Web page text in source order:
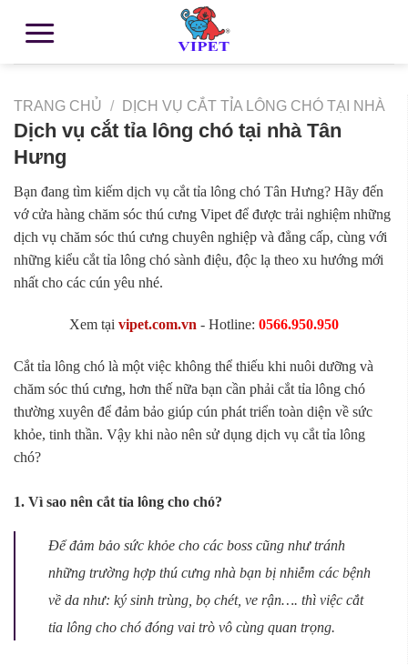
TRANG CHỦ / DỊCH VỤ CẮT TỈA LÔNG CHÓ TẠI NHÀ
Dịch vụ cắt tỉa lông chó tại nhà Tân
Hưng
Bạn đang tìm kiếm dịch vụ cắt tỉa lông chó Tân Hưng? Hãy đến
vớ cửa hàng chăm sóc thú cưng Vipet để được trải nghiệm những
dịch vụ chăm sóc thú cưng chuyên nghiệp và đẳng cấp, cùng với
những kiểu cắt tỉa lông chó sành điệu, độc lạ theo xu hướng mới
nhất cho các cún yêu nhé.
Xem tại vipet.com.vn - Hotline: 0566.950.950
Cắt tỉa lông chó là một việc không thể thiếu khi nuôi dưỡng và
chăm sóc thú cưng, hơn thế nữa bạn cần phải cắt tỉa lông chó
thường xuyên để đảm bảo giúp cún phát triển toàn diện về sức
khỏe, tinh thần. Vậy khi nào nên sử dụng dịch vụ cắt tỉa lông
chó?
1. Vì sao nên cắt tỉa lông cho chó?
Để đảm bảo sức khỏe cho các boss cũng như tránh
những trường hợp thú cưng nhà bạn bị nhiễm các bệnh
về da như: ký sinh trùng, bọ chét, ve rận…. thì việc cắt
tỉa lông cho chó đóng vai trò vô cùng quan trọng.